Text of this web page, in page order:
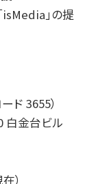
isMedia」の提
ド 3655）
白金台ビル
）